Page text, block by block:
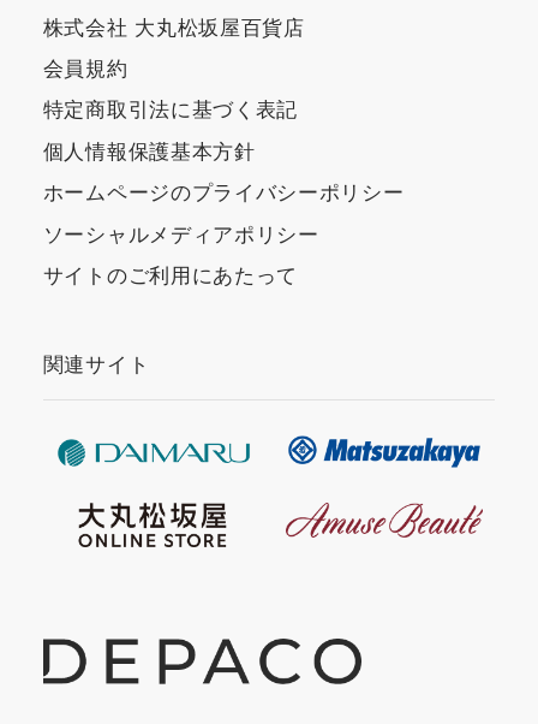
株式会社 大丸松坂屋百貨店
会員規約
特定商取引法に基づく表記
個人情報保護基本方針
ホームページのプライバシーポリシー
ソーシャルメディアポリシー
サイトのご利用にあたって
関連サイト